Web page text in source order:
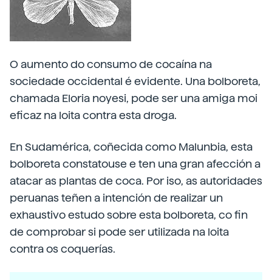
O aumento do consumo de cocaína na
sociedade occidental é evidente. Una bolboreta,
chamada Eloria noyesi, pode ser una amiga moi
eficaz na loita contra esta droga.
En Sudamérica, coñecida como Malunbia, esta
bolboreta constatouse e ten una gran afección a
atacar as plantas de coca. Por iso, as autoridades
peruanas teñen a intención de realizar un
exhaustivo estudo sobre esta bolboreta, co fin
de comprobar si pode ser utilizada na loita
contra os coquerías.